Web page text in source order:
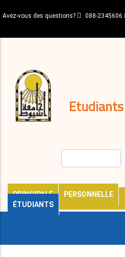
au
principal
Avez-vous des questions? 088-2345606
PRINCIPALE
PERSONNELLE
ÉTUDIANTS
décisions
Expatriés
Journal